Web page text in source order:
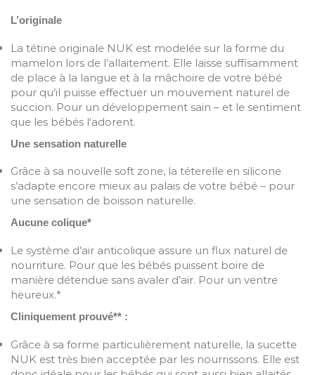
L’originale
La tétine originale NUK est modelée sur la forme du
mamelon lors de l’allaitement. Elle laisse suffisamment
de place à la langue et à la mâchoire de votre bébé
pour qu’il puisse effectuer un mouvement naturel de
succion. Pour un développement sain – et le sentiment
que les bébés l‘adorent.
Une sensation naturelle
Grâce à sa nouvelle soft zone, la téterelle en silicone
s’adapte encore mieux au palais de votre bébé – pour
une sensation de boisson naturelle.
Aucune colique*
Le système d’air anticolique assure un flux naturel de
nourriture. Pour que les bébés puissent boire de
manière détendue sans avaler d’air. Pour un ventre
heureux.*
Cliniquement prouvé** :
Grâce à sa forme particulièrement naturelle, la sucette
NUK est très bien acceptée par les nourrissons. Elle est